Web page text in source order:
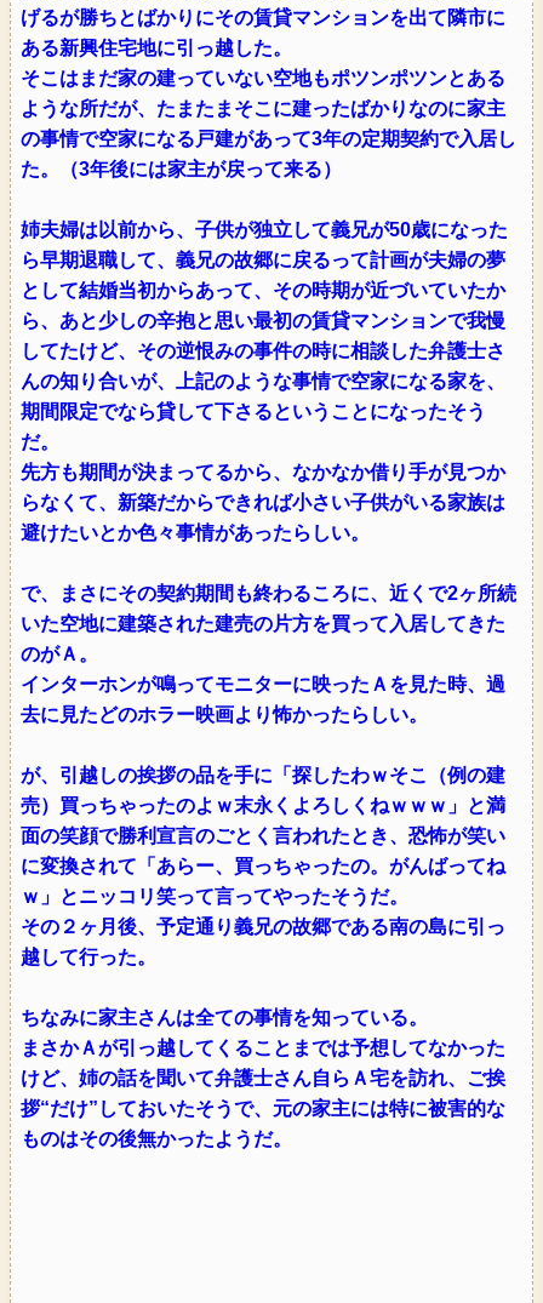
げるが勝ちとばかりにその賃貸マンションを出て隣市に
ある新興住宅地に引っ越した。
そこはまだ家の建っていない空地もポツンポツンとある
ような所だが、たまたまそこに建ったばかりなのに家主
の事情で空家になる戸建があって3年の定期契約で入居し
た。（3年後には家主が戻って来る）
姉夫婦は以前から、子供が独立して義兄が50歳になった
ら早期退職して、義兄の故郷に戻るって計画が夫婦の夢
として結婚当初からあって、その時期が近づいていたか
ら、あと少しの辛抱と思い最初の賃貸マンションで我慢
してたけど、その逆恨みの事件の時に相談した弁護士さ
んの知り合いが、上記のような事情で空家になる家を、
期間限定でなら貸して下さるということになったそう
だ。
先方も期間が決まってるから、なかなか借り手が見つか
らなくて、新築だからできれば小さい子供がいる家族は
避けたいとか色々事情があったらしい。
で、まさにその契約期間も終わるころに、近くで2ヶ所続
いた空地に建築された建売の片方を買って入居してきた
のがＡ。
インターホンが鳴ってモニターに映ったＡを見た時、過
去に見たどのホラー映画より怖かったらしい。
が、引越しの挨拶の品を手に「探したわｗそこ（例の建
売）買っちゃったのよｗ末永くよろしくねｗｗｗ」と満
面の笑顔で勝利宣言のごとく言われたとき、恐怖が笑い
に変換されて「あらー、買っちゃったの。がんばってね
ｗ」とニッコリ笑って言ってやったそうだ。
その２ヶ月後、予定通り義兄の故郷である南の島に引っ
越して行った。
ちなみに家主さんは全ての事情を知っている。
まさかＡが引っ越してくることまでは予想してなかった
けど、姉の話を聞いて弁護士さん自らＡ宅を訪れ、ご挨
拶“だけ”しておいたそうで、元の家主には特に被害的な
ものはその後無かったようだ。